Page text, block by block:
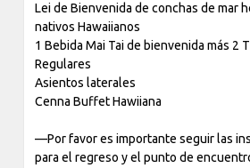
Lei de Bienvenida de conchas de mar
nativos Hawaiianos
1 Bebida Mai Tai de bienvenida más 2
Regulares
Asientos laterales
Cenna Buffet Hawiiana
—Por favor es importante seguir las
para el regreso y el punto de